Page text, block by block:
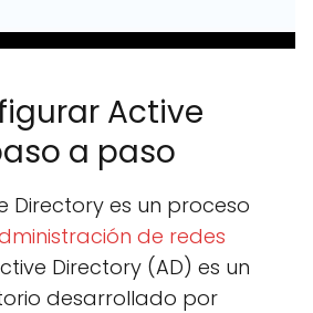
Active
a paso
Directory es un proceso
de redes
Directory (AD) es un
desarrollado por